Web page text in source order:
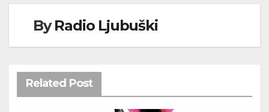
ByRadio Ljubuški
Related Post